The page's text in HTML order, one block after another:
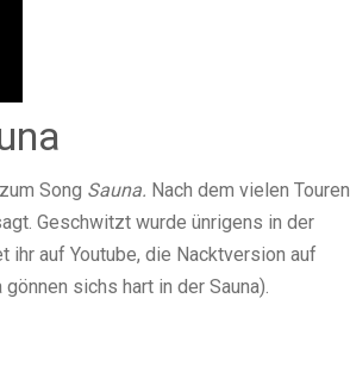
Song Sauna. Nach dem vielen Touren
Geschwitzt wurde ünrigens in der
ihr auf Youtube, die Nacktversion auf
sichs hart in der Sauna).